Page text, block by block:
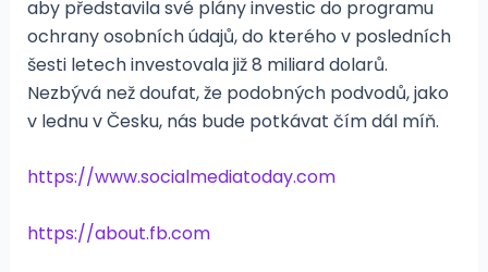
aby představila své plány investic do programu
ochrany osobních údajů, do kterého v posledních
šesti letech investovala již 8 miliard dolarů.
Nezbývá než doufat, že podobných podvodů, jako
v lednu v Česku, nás bude potkávat čím dál míň.
https://www.socialmediatoday.com
https://about.fb.com